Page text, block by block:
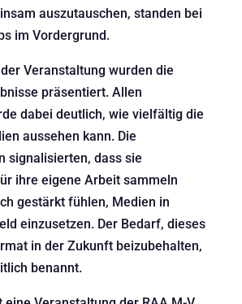
auszutauschen, standen bei
im Vordergrund.
Veranstaltung wurden die
präsentiert. Allen
dabei deutlich, wie vielfältig die
aussehen kann. Die
signalisierten, dass sie
ihre eigene Arbeit sammeln
gestärkt fühlen, Medien in
einzusetzen. Der Bedarf, dieses
in der Zukunft beizubehalten,
benannt.